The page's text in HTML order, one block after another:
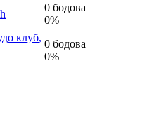
клуб,
0 бодова
0%
0 бодова
0%